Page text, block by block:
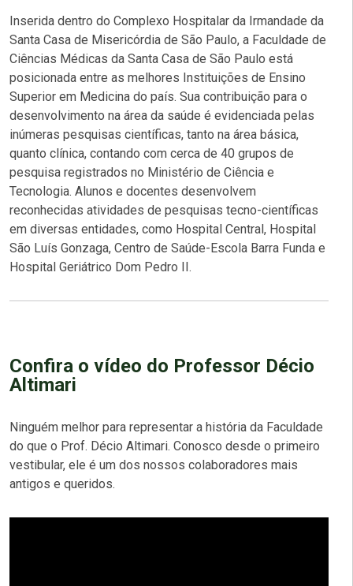
Inserida dentro do Complexo Hospitalar da Irmandade da
Santa Casa de Misericórdia de São Paulo, a Faculdade de
Ciências Médicas da Santa Casa de São Paulo está
posicionada entre as melhores Instituições de Ensino
Superior em Medicina do país. Sua contribuição para o
desenvolvimento na área da saúde é evidenciada pelas
inúmeras pesquisas científicas, tanto na área básica,
quanto clínica, contando com cerca de 40 grupos de
pesquisa registrados no Ministério de Ciência e
Tecnologia. Alunos e docentes desenvolvem
reconhecidas atividades de pesquisas tecno-científicas
em diversas entidades, como Hospital Central, Hospital
São Luís Gonzaga, Centro de Saúde-Escola Barra Funda e
Hospital Geriátrico Dom Pedro II.
Confira o vídeo do Professor Décio
Altimari
Ninguém melhor para representar a história da Faculdade
do que o Prof. Décio Altimari. Conosco desde o primeiro
vestibular, ele é um dos nossos colaboradores mais
antigos e queridos.